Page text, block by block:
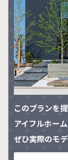
このプランを
アイフルホー
ぜひ実際のモ